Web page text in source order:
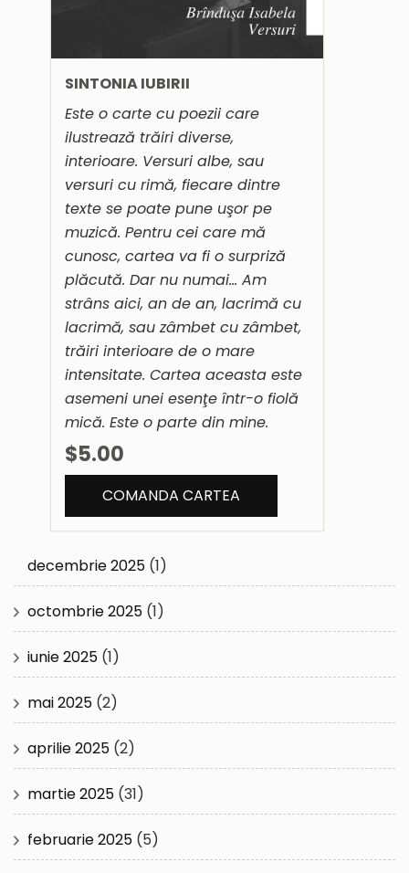
SINTONIA IUBIRII
Este o carte cu poezii care
ilustrează trăiri diverse,
interioare. Versuri albe, sau
versuri cu rimă, fiecare dintre
texte se poate pune uşor pe
muzică. Pentru cei care mă
cunosc, cartea va fi o surpriză
plăcută. Dar nu numai… Am
strâns aici, an de an, lacrimă cu
lacrimă, sau zâmbet cu zâmbet,
trăiri interioare de o mare
intensitate. Cartea aceasta este
asemeni unei esenţe într-o fiolă
mică. Este o parte din mine.
$5.00
decembrie 2025 (1)
octombrie 2025 (1)
iunie 2025 (1)
mai 2025 (2)
aprilie 2025 (2)
martie 2025 (31)
februarie 2025 (5)